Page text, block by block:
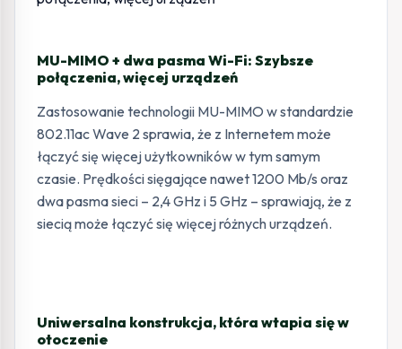
MU-MIMO + dwa pasma Wi-Fi: Szybsze
połączenia, więcej urządzeń
Zastosowanie technologii MU-MIMO w standardzie
802.11ac Wave 2 sprawia, że z Internetem może
łączyć się więcej użytkowników w tym samym
czasie. Prędkości sięgające nawet 1200 Mb/s oraz
dwa pasma sieci – 2,4 GHz i 5 GHz – sprawiają, że z
siecią może łączyć się więcej różnych urządzeń.
Uniwersalna konstrukcja, która wtapia się w
otoczenie